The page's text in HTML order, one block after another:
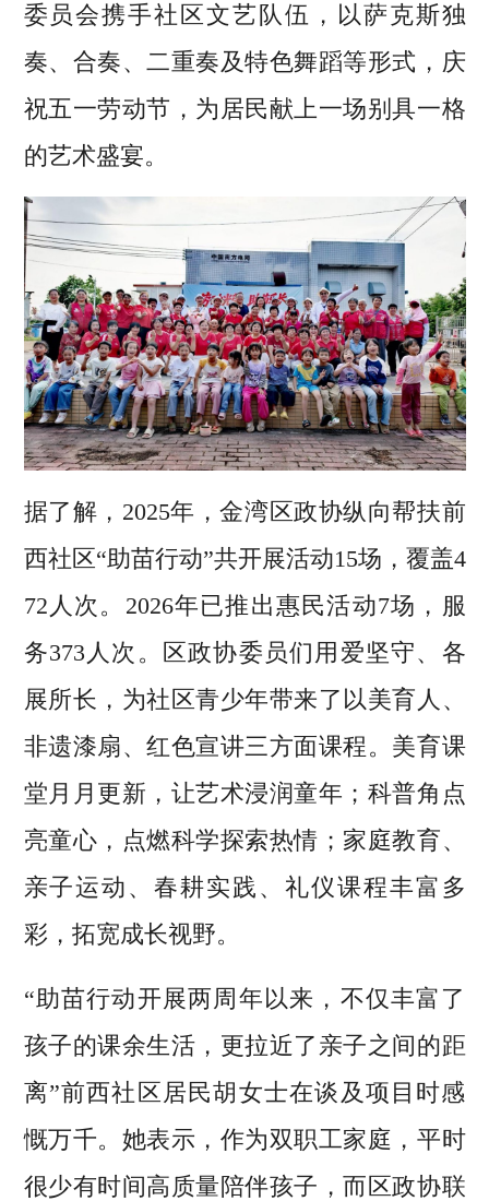
委员会携手社区文艺队伍，以萨克斯独
奏、合奏、二重奏及特色舞蹈等形式，庆
祝五一劳动节，为居民献上一场别具一格
的艺术盛宴。
据了解，2025年，金湾区政协纵向帮扶前
西社区“助苗行动”共开展活动15场，覆盖4
72人次。2026年已推出惠民活动7场，服
务373人次。区政协委员们用爱坚守、各
展所长，为社区青少年带来了以美育人、
非遗漆扇、红色宣讲三方面课程。美育课
堂月月更新，让艺术浸润童年；科普角点
亮童心，点燃科学探索热情；家庭教育、
亲子运动、春耕实践、礼仪课程丰富多
彩，拓宽成长视野。
“助苗行动开展两周年以来，不仅丰富了
孩子的课余生活，更拉近了亲子之间的距
离”前西社区居民胡女士在谈及项目时感
慨万千。她表示，作为双职工家庭，平时
很少有时间高质量陪伴孩子，而区政协联